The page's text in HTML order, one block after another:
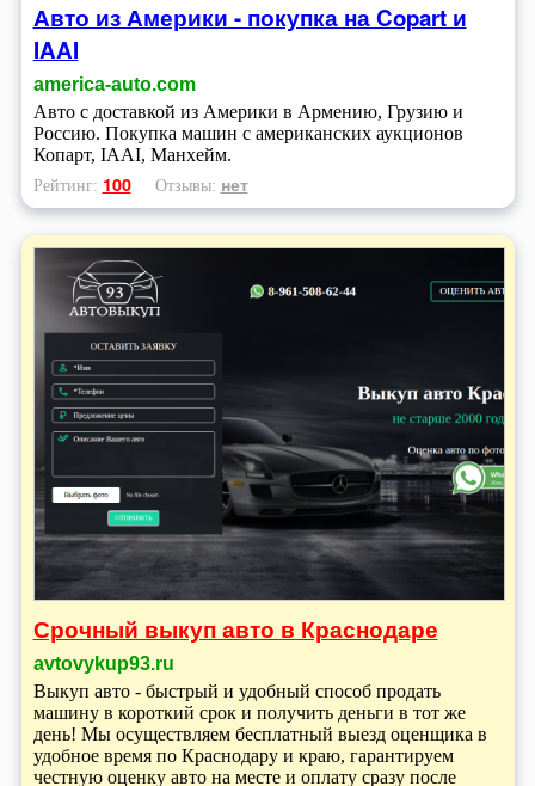
Авто из Америки - покупка на Copart и
IAAI
america-auto.com
Авто с доставкой из Америки в Армению, Грузию и
Россию. Покупка машин с американских аукционов
Копарт, IAAI, Манхейм.
Рейтинг: 100 Отзывы: нет
Срочный выкуп авто в Краснодаре
avtovykup93.ru
Выкуп авто - быстрый и удобный способ продать
машину в короткий срок и получить деньги в тот же
день! Мы осуществляем бесплатный выезд оценщика в
удобное время по Краснодару и краю, гарантируем
честную оценку авто на месте и оплату сразу после